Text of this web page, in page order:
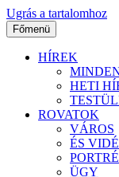
Ugrás a tartalomhoz
Főmenü
HÍREK
HETI
ROVATOK
VÁROS
ÉS
PORTRÉ
ÜGY